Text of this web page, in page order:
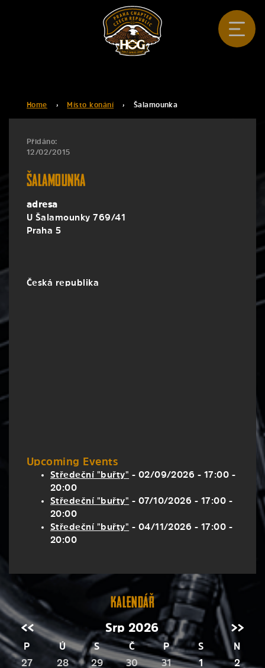
Home › Místo konání › Šalamounka
Přidáno:
12/02/2015
Šalamounka
Šalamounky
adresa
U Šalamounky 769/41
Praha 5
Česká republika
Upcoming Events
Středeční "buřty" - 02/09/2026 - 17:00 -
20:00
Středeční "buřty" - 07/10/2026 - 17:00 -
20:00
Středeční "buřty" - 04/11/2026 - 17:00 -
20:00
Kalendář
<< Srp 2026 >>
P Ú S Č P S
N
27
28 29 30 31 1
2